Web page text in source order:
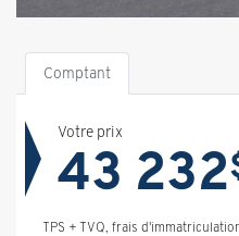
Comptant
Votre prix
43 232
TPS + TVQ, frais